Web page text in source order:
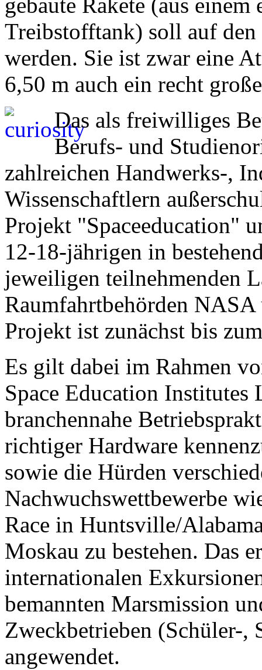
gebaute Rakete (aus
Treibstofftank) soll auf
werden. Sie ist zwar eine
6,50 m auch ein recht
Das als freiwilliges
Berufs- und
zahlreichen Handwerks-,
Wissenschaftlern
Projekt "Spaceeducation"
12-18-jährigen in
jeweiligen teilnehmenden
Raumfahrtbehörden NASA
Projekt ist zunächst bis
Es gilt dabei im Rahmen
Space Education
branchennahe
richtiger Hardware
sowie die Hürden
Nachwuchswettbewerbe
Race in Huntsville/
Moskau zu bestehen. Das
internationalen
bemannten Marsmission
Zweckbetrieben (Schüler-,
angewendet.